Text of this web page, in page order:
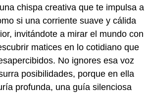
chispa creativa que te impulsa a
si una corriente suave y cálida
invitándote a mirar el mundo con
matices en lo cotidiano que
No ignores esa voz
posibilidades, porque en ella
profunda, una guía silenciosa